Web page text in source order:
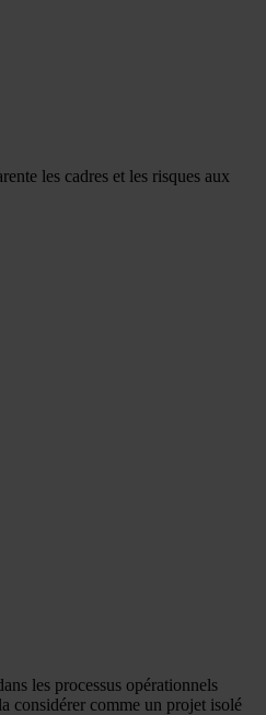
les cadres et les risques aux
les processus opérationnels
considérer comme un projet isolé